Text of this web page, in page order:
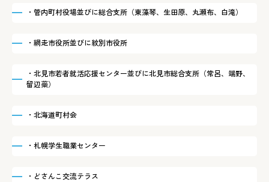
・管内町村役場並びに総合支所（東藻琴、生田原、丸瀬布、白滝）
・網走市役所並びに紋別市役所
・北見市若者就活応援センター並びに北見市総合支所（常呂、端野、
留辺蘂）
・北海道町村会
・札幌学生職業センター
・どさんこ交流テラス